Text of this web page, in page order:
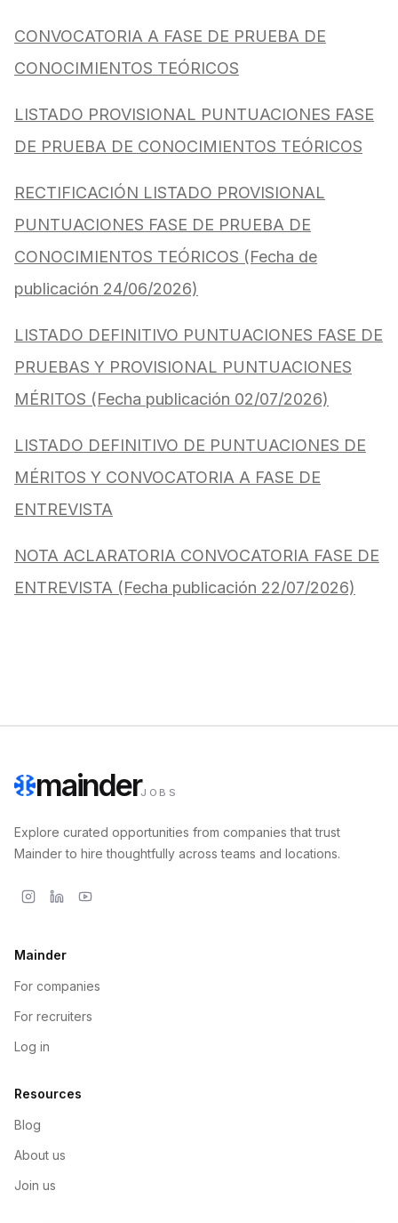
CONVOCATORIA A FASE DE PRUEBA DE
CONOCIMIENTOS TEÓRICOS
LISTADO PROVISIONAL PUNTUACIONES FASE
DE PRUEBA DE CONOCIMIENTOS TEÓRICOS
RECTIFICACIÓN LISTADO PROVISIONAL
PUNTUACIONES FASE DE PRUEBA DE
CONOCIMIENTOS TEÓRICOS (Fecha de
publicación 24/06/2026)
LISTADO DEFINITIVO PUNTUACIONES FASE DE
PRUEBAS Y PROVISIONAL PUNTUACIONES
MÉRITOS (Fecha publicación 02/07/2026)
LISTADO DEFINITIVO DE PUNTUACIONES DE
MÉRITOS Y CONVOCATORIA A FASE DE
ENTREVISTA
NOTA ACLARATORIA CONVOCATORIA FASE DE
ENTREVISTA (Fecha publicación 22/07/2026)
mainderJOBS
Explore curated opportunities from companies that trust
Mainder to hire thoughtfully across teams and locations.
Mainder
For companies
For recruiters
Log in
Resources
Blog
About us
Join us